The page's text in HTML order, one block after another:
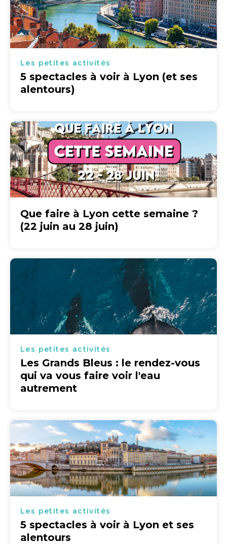
Les petites activités
5 spectacles à voir à Lyon (et ses
alentours)
Que faire à Lyon cette semaine ?
(22 juin au 28 juin)
Les petites activités
Les Grands Bleus : le rendez-vous
qui va vous faire voir l'eau
autrement
Les petites activités
5 spectacles à voir à Lyon et ses
alentours